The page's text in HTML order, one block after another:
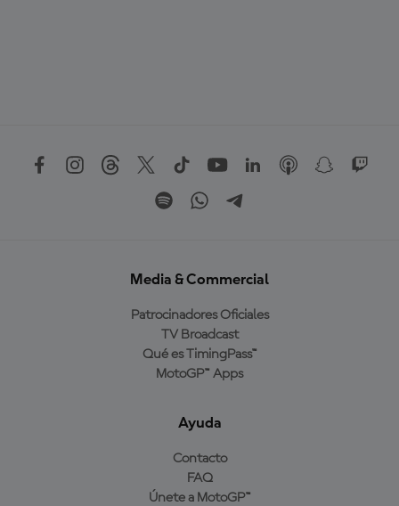
Media & Commercial
Patrocinadores Oficiales
TV Broadcast
Qué es TimingPass™
MotoGP™ Apps
Ayuda
Contacto
FAQ
Únete a MotoGP™